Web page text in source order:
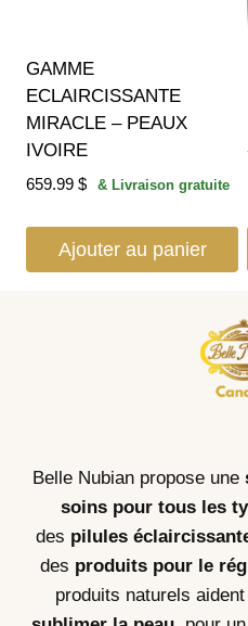
GAMME
ECLAIRCISSANTE
MIRACLE – PEAUX
IVOIRE
659.99 $ & Livraison gratuite
Ajouter au panier
Belle Nubian propose une
soins pour tous les
des pilules
des produits pour le
produits naturels